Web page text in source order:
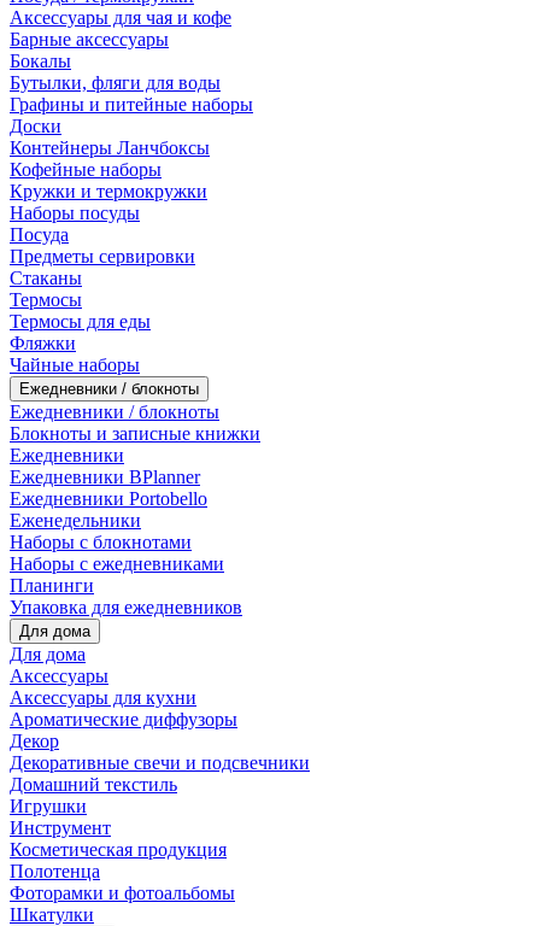
Аксессуары для чая и кофе
Барные аксессуары
Бокалы
Бутылки, фляги для воды
Графины и питейные наборы
Доски
Контейнеры Ланчбоксы
Кофейные наборы
Кружки и термокружки
Наборы посуды
Посуда
Предметы сервировки
Стаканы
Термосы
Термосы для еды
Фляжки
Чайные наборы
Ежедневники / блокноты
Ежедневники / блокноты
Блокноты и записные книжки
Ежедневники
Ежедневники BPlanner
Ежедневники Portobello
Еженедельники
Наборы с блокнотами
Наборы с ежедневниками
Планинги
Упаковка для ежедневников
Для дома
Для дома
Аксессуары
Аксессуары для кухни
Ароматические диффузоры
Декор
Декоративные свечи и подсвечники
Домашний текстиль
Игрушки
Инструмент
Косметическая продукция
Полотенца
Фоторамки и фотоальбомы
Шкатулки